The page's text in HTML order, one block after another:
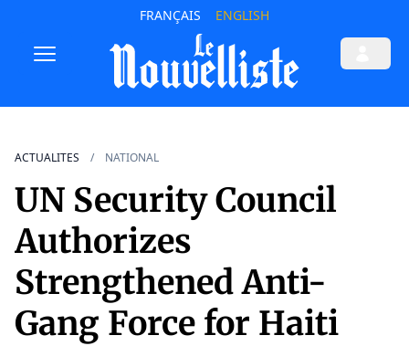
FRANÇAIS ENGLISH
ACTUALITES NATIONAL
UN Security Council
Authorizes
Strengthened Anti-
Gang Force for Haiti